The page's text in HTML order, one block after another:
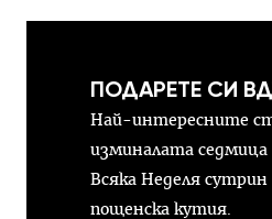
ПОДАРЕТЕ СИ
Най-интересните
изминалата седмица
Всяка Неделя
пощенска кутия.